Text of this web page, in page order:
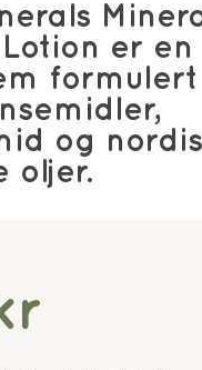
er en
formulert
og
oljer.